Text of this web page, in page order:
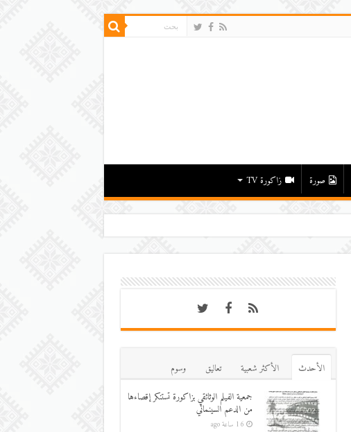
صورة زاكورة TV
اﻷحدث اﻷكثر شعبية تعاليق
وسوم
جمعية الفيلم الوثائقي بزاكورة تستنكر إقصاءها
من الدعم السينمائي
16 ساعة ago